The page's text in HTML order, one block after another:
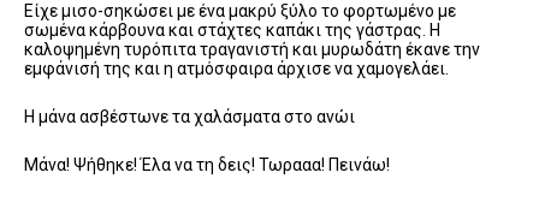
Είχε μισο-σηκώσει με ένα μακρύ ξύλο το φορτωμένο με
σωμένα κάρβουνα και στάχτες καπάκι της γάστρας. Η
καλοψημένη τυρόπιτα τραγανιστή και μυρωδάτη έκανε την
εμφάνισή της και η ατμόσφαιρα άρχισε να χαμογελάει.
Η μάνα ασβέστωνε τα χαλάσματα στο ανώι
Μάνα! Ψήθηκε! Έλα να τη δεις! Τωρααα! Πεινάω!